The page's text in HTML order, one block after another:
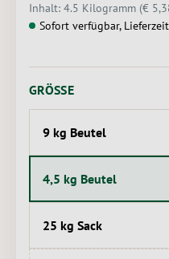
Inhalt: 4.5 Kilogramm (€
Sofort verfügbar,
GRÖSSE AUSWÄHLEN
9 kg Beutel
4,5 kg Beutel
25 kg Sack